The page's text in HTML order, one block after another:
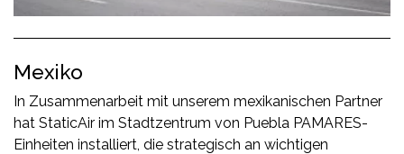
Mexiko
In Zusammenarbeit mit unserem mexikanischen Partner
hat StaticAir im Stadtzentrum von Puebla PAMARES-
Einheiten installiert, die strategisch an wichtigen